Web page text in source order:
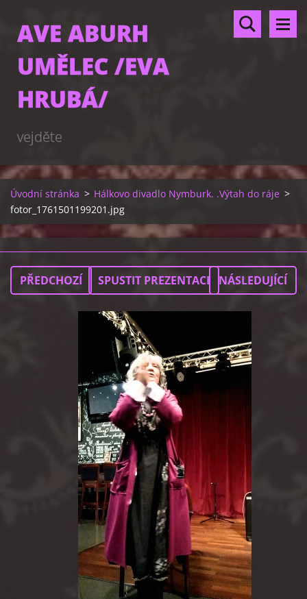
AVE ABURH
UMĚLEC /EVA
HRUBÁ/
vejděte
Úvodní stránka > Hálkovo divadlo Nymburk. .Výtah do ráje >
fotor_1761501199201.jpg
PŘEDCHOZÍ SPUSTIT PREZENTACI NÁSLEDUJÍCÍ